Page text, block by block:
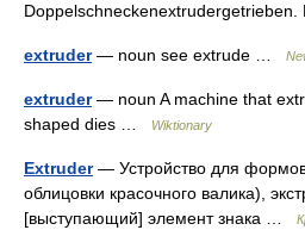
extruder— noun see extrude …
extruder— noun A machine that
shaped dies …
Wiktionary
Extruder— Устройство для
облицовки красочного валика),
[выступающий] элемент знака …